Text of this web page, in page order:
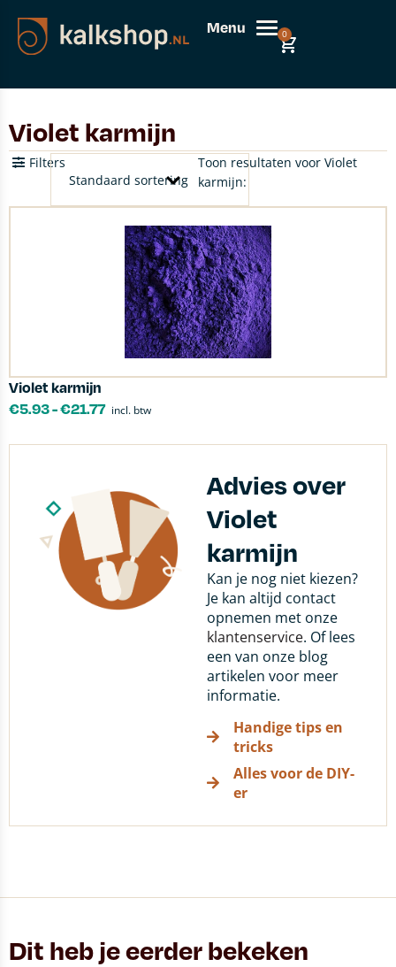
Menu 0
Violet karmijn
Toon resultaten voor Violet
karmijn:
Filters
Violet karmijn
€5.93-€21.77 incl. btw
Advies over
Violet
karmijn
Kan je nog niet kiezen?
Je kan altijd contact
opnemen met onze
klantenservice. Of lees
een van onze blog
artikelen voor meer
informatie.
Handige tips en
tricks
Alles voor de DIY-
er
Dit heb je eerder bekeken